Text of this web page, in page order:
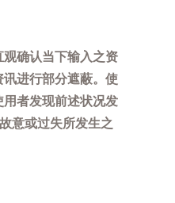
确认当下输入之资
进行部分遮蔽。使
者发现前述状况发
意或过失所发生之